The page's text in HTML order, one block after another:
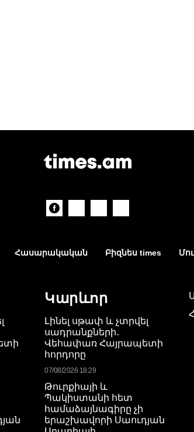
Հասարակական Բիզնես times
Կարևոր
Լինել սթափ և չտրվել
սադրանքների․
Վեհափառ Հայրապետի
հորդորը
07/08/2026 18:29
Թուրքիայի և
Պակիստանի հետ
համաձայնագիրը չի
երաշխավորի Սաուդյան